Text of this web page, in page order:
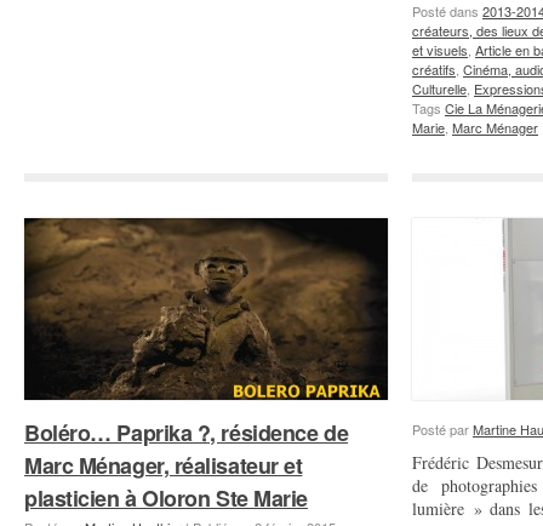
Posté dans 2013-
créateurs, des lieux
et visuels, Article en
créatifs, Cinéma,
Culturelle,
Tags Cie La
Marie, Marc Ménager
Boléro… Paprika ?, résidence de
Marc Ménager, réalisateur et
plasticien à Oloron Ste Marie
Posté parMartine
Frédéric
de
lumière » dans